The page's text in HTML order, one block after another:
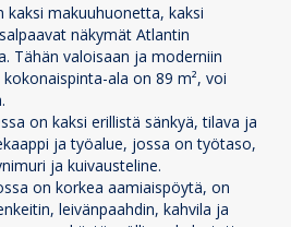
makuuhuonetta, kaksi
näkymät Atlantin
Tähän valoisaan ja moderniin
ala on 89 m², voi
on kaksi erillistä sänkyä, tilava ja
ja työalue, jossa on työtaso,
ja kuivausteline.
on korkea aamiaispöytä, on
leivänpaahdin, kahvila ja